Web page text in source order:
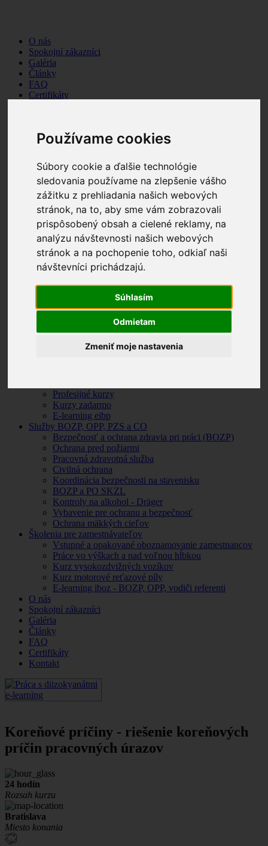
Používame cookies
Súbory cookie a ďalšie technológie
sledovania používame na zlepšenie vášho
zážitku z prehliadania našich webových
stránok, na to, aby sme vám zobrazovali
prispôsobený obsah a cielené reklamy, na
analýzu návštevnosti našich webových
stránok a na pochopenie toho, odkiaľ naši
návštevníci prichádzajú.
Súhlasím
Odmietam
Zmeniť moje nastavenia
O nás
Spokojní zákazníci
Galéria
Články
FAQ
Certifikáty
Kurzy a školenia (on-line, prezenčne)
Kurzy, školenia a semináre
Kurzy zadarmo
E-learning eibp
Služby BOZP, OPP, PZS a CO
Bezpečnosť a ochrana zdravia pri práci (BOZP)
Ochrana pred požiarmi
Pracovná zdravotná služba
Civilná ochrana
Koordinácia bezpečnosti na stavenisku
BOZP a PO SKZL
Kontroly na alkohol - Dräger
Ochrana mäkkých cieľov
Školenia pre zamestnávateľov
Vstupné a opakované oboznamovanie zamestnancov
Práce vo výškach a nad voľnou hĺbkou
Kurz vysokozdvižných vozíkov
Kurz motorové reťazové píly
E-learning iboz - BOZP, OPP, vodiči referenti
Profesijné kurzy
Kurzy zadarmo
E-learning eibp
Služby BOZP, OPP, PZS a CO
Bezpečnosť a ochrana zdravia pri práci (BOZP)
Ochrana pred požiarmi
Pracovná zdravotná služba
Civilná ochrana
Koordinácia bezpečnosti na stavenisku
BOZP a PO SKZL
Kontroly na alkohol - Dräger
Vybavenie pre ochranu a bezpečnosť
Ochrana mäkkých cieľov
Školenia pre zamestnávateľov
Vstupné a opakované oboznamovanie zamestnancov
Práce vo výškach a nad voľnou hĺbkou
Kurz vysokozdvižných vozíkov
Kurz motorové reťazové píly
E-learning iboz - BOZP, OPP, vodiči referenti
O nás
Spokojní zákazníci
Galéria
Články
FAQ
Certifikáty
Kontakt
Koreňové príčiny - riešenie koreňových
príčin pracovných úrazov
24 hodín
Rozsah kurzu
Bratislava
Miesto konania